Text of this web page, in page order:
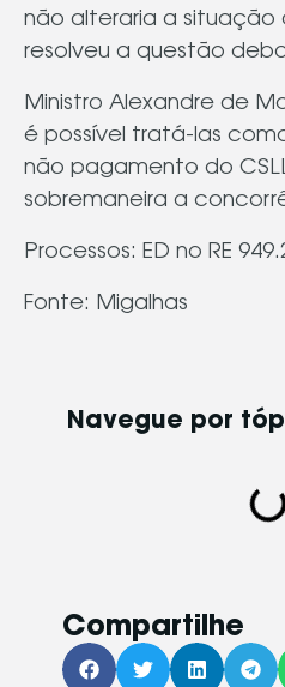
não alteraria a situação
resolveu a questão
Ministro Alexandre de
é possível tratá-las
não pagamento do
sobremaneira a
Processos: ED no RE
Fonte: Migalhas
Navegue por
Compartilhe